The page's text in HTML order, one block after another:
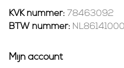
KVK nummer: 78463092
BTW nummer:
Mijn account